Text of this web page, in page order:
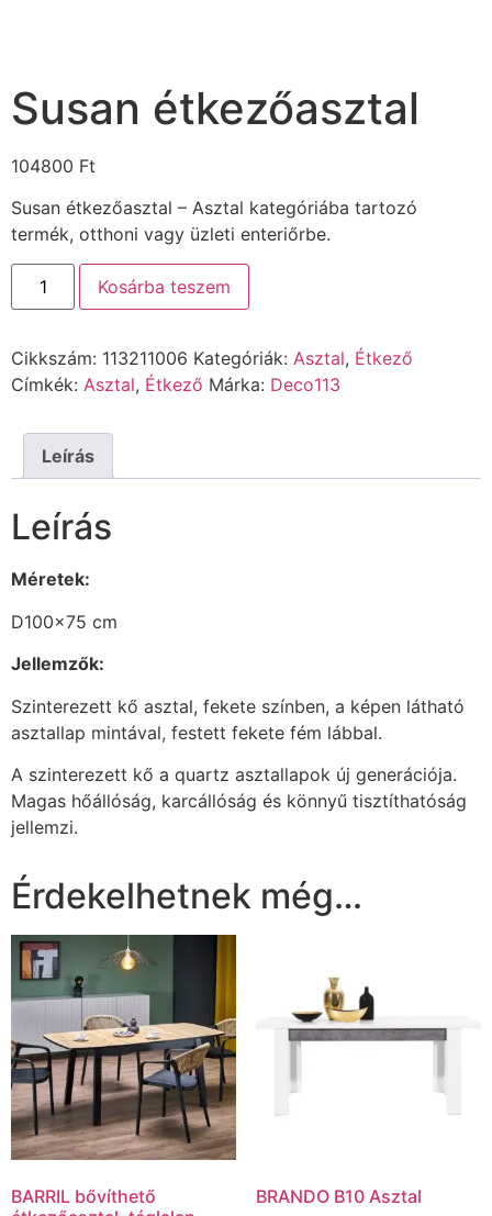
Susan étkezőasztal
104800 Ft
Susan étkezőasztal – Asztal kategóriába tartozó
termék, otthoni vagy üzleti enteriőrbe.
Kosárba teszem
Cikkszám: 113211006 Kategóriák: Asztal, Étkező
Címkék: Asztal, Étkező Márka: Deco113
Leírás
Leírás
Méretek:
D100x75 cm
Jellemzők:
Szinterezett kő asztal, fekete színben, a képen látható
asztallap mintával, festett fekete fém lábbal.
A szinterezett kő a quartz asztallapok új generációja.
Magas hőállóság, karcállóság és könnyű tisztíthatóság
jellemzi.
Érdekelhetnek még…
BARRIL bővíthető
BRANDO B10 Asztal